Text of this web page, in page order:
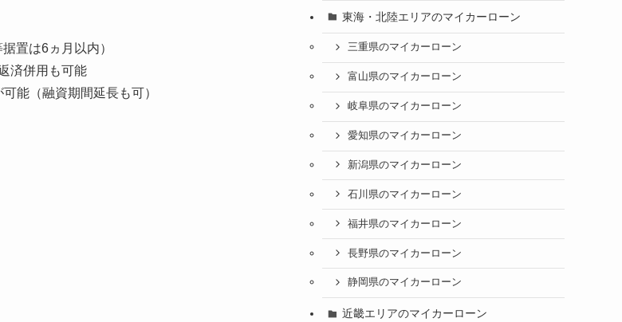
置は6ヵ月以内）
済併用も可能
能（融資期間延長も可）
東海・北陸エリアのマイカーローン
三重県のマイカーローン
富山県のマイカーローン
岐阜県のマイカーローン
愛知県のマイカーローン
新潟県のマイカーローン
石川県のマイカーローン
福井県のマイカーローン
長野県のマイカーローン
静岡県のマイカーローン
近畿エリアのマイカーローン